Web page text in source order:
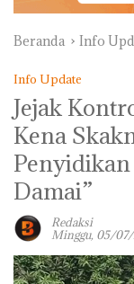
Beranda Info
Info Update
Jejak
Kena
Penyidikan
Damai”
Redaksi
Minggu, 05/